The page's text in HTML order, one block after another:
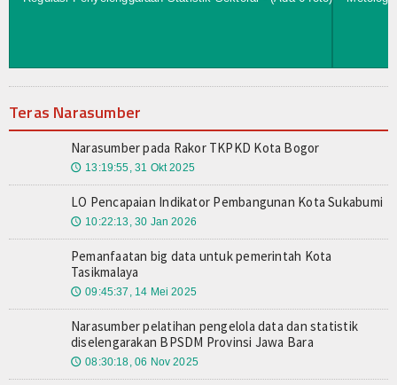
Teras Narasumber
Narasumber pada Rakor TKPKD Kota Bogor
🕔 13:19:55, 31 Okt 2025
LO Pencapaian Indikator Pembangunan Kota Sukabumi
🕔 10:22:13, 30 Jan 2026
Pemanfaatan big data untuk pemerintah Kota
Tasikmalaya
🕔 09:45:37, 14 Mei 2025
Narasumber pelatihan pengelola data dan statistik
diselengarakan BPSDM Provinsi Jawa Bara
🕔 08:30:18, 06 Nov 2025